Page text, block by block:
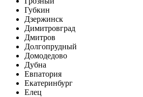
Губкин
Дзержинск
Димитровград
Дмитров
Долгопрудный
Домодедово
Дубна
Евпатория
Екатеринбург
Елец